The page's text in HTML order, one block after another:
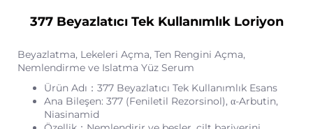
377 Beyazlatıcı Tek Kullanımlık Loriyon
Beyazlatma, Lekeleri Açma, Ten Rengini Açma,
Nemlendirme ve Islatma Yüz Serum
Ürün Adı：377 Beyazlatıcı Tek Kullanımlık Esans
Ana Bileşen: 377 (Feniletil Rezorsinol), α-Arbutin,
Niasinamid